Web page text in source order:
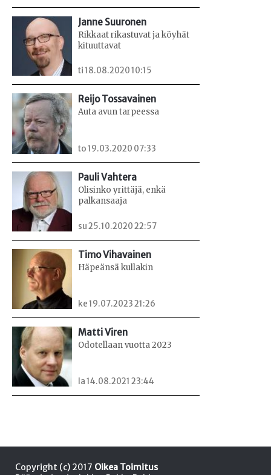
Janne Suuronen
Rikkaat rikastuvat ja köyhät
kituuttavat
ti 18.08.2020 10:15
Reijo Tossavainen
Auta avun tarpeessa
to 19.03.2020 07:33
Pauli Vahtera
Olisinko yrittäjä, enkä
palkansaaja
su 25.10.2020 22:57
Timo Vihavainen
Häpeänsä kullakin
ke 19.07.2023 21:26
Matti Viren
Odotellaan vuotta 2023
la 14.08.2021 23:44
Copyright (c) 2017 Oikea Toimitus